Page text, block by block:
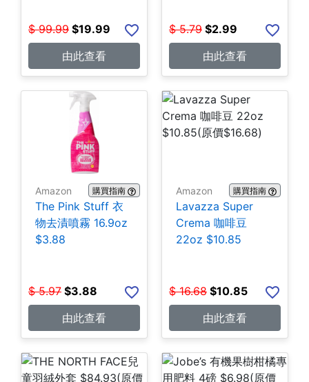
$ 99.99 $19.99
由此查看
$ 5.79 $2.99
由此查看
Amazon 購買指南
The Pink Stuff 衣
物去漬噴霧 16.9oz
$3.88
$ 5.97 $3.88
由此查看
Amazon 購買指南
Lavazza Super
Crema 咖啡豆
22oz $10.85
$ 16.68 $10.85
由此查看